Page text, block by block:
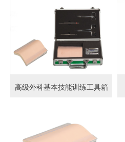
高级外科基本技能训练工具箱